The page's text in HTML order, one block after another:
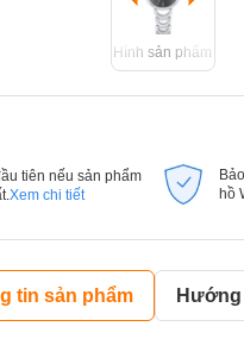
Hình sản phẩm
tiên nếu sản phẩm
Xem chi tiết
hồ
tin sản phẩm